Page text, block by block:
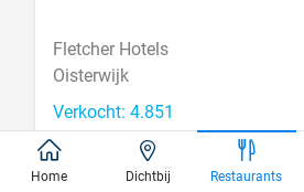
Fletcher Hotels
Oisterwijk
Verkocht: 4.851
Home Dichtbij Restaurants